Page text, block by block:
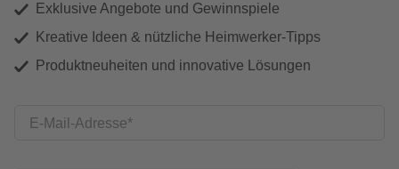
Exklusive Angebote und Gewinnspiele
Kreative Ideen & nützliche Heimwerker-Tipps
Produktneuheiten und innovative Lösungen
E-Mail-Adresse